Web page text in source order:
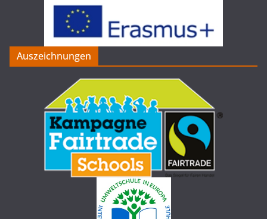
Auszeichnungen